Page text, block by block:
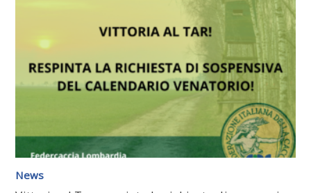
Leggi tutto l'articolo
News